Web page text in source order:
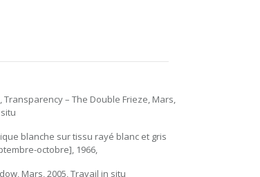
Transparency – The Double Frieze, Mars,
blanche sur tissu rayé blanc et gris
octobre], 1966,
Mars, 2005, Travail in situ